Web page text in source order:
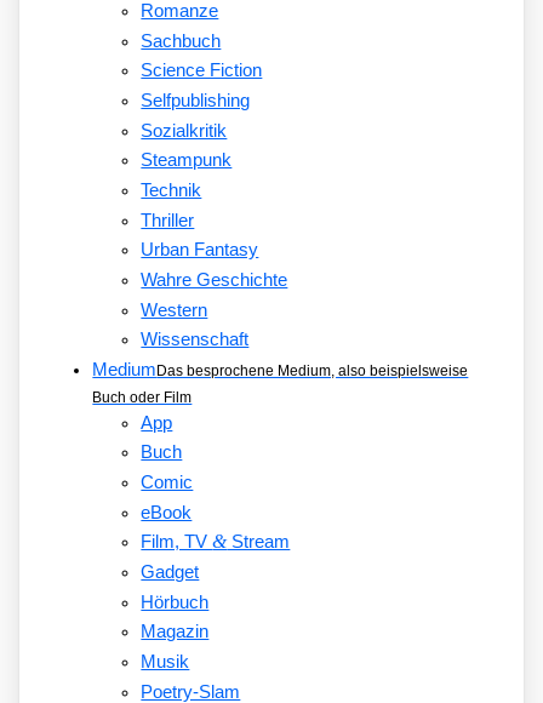
Romanze
Sachbuch
Science Fiction
Selfpublishing
Sozialkritik
Steampunk
Technik
Thriller
Urban Fantasy
Wahre Geschichte
Western
Wissenschaft
MediumDas besprochene Medium, also beispielsweise
Buch oder Film
App
Buch
Comic
eBook
Film, TV&Stream
Gadget
Hörbuch
Magazin
Musik
Poetry-Slam